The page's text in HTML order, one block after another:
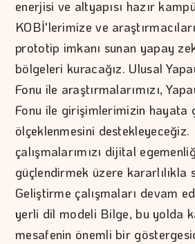
enerjisi ve altyapısı hazır
KOBİ'lerimize ve
prototip imkanı sunan yapay
bölgeleri kuracağız. Ulusal
Fonu ile araştırmalarımızı,
Fonu ile girişimlerimizin hayata
ölçeklenmesini
çalışmalarımızı dijital
güçlendirmek üzere kararlılıkla
Geliştirme çalışmaları devam
yerli dil modeli Bilge, bu yolda
mesafenin önemli bir